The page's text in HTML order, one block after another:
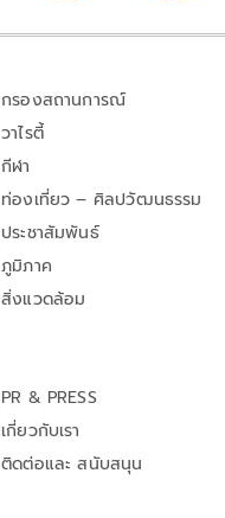
กรองสถานการณ์
วาไรตี้
กีฬา
ท่องเที่ยว – ศิลปวัฒนธรรม
ประชาสัมพันธ์
ภูมิภาค
สิ่งแวดล้อม
PR & PRESS
เกี่ยวกับเรา
ติดต่อและ สนับสนุน